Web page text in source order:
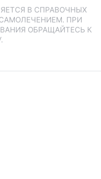
В СПРАВОЧНЫХ
ПРИ
ОБРАЩАЙТЕСЬ К